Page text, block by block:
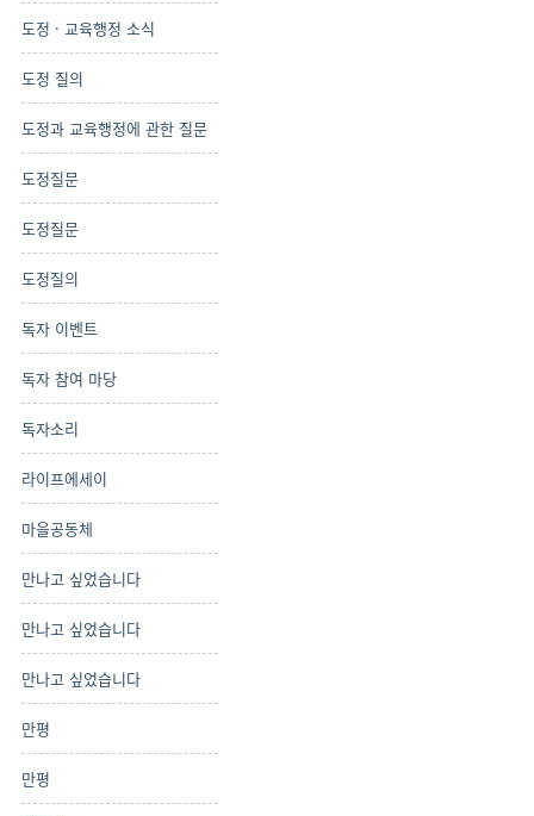
도정 · 교육행정 소식
도정 질의
도정과 교육행정에 관한 질문
도정질문
도정질문
도정질의
독자 이벤트
독자 참여 마당
독자소리
라이프에세이
마을공동체
만나고 싶었습니다
만나고 싶었습니다
만나고 싶었습니다
만평
만평